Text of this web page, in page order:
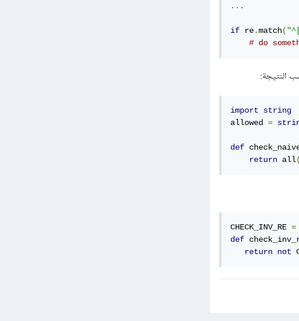
...
if re.match(
# do
النتيجة:
import
string
allowed =
def
return all(
CHECK_INV_RE =
def
return not